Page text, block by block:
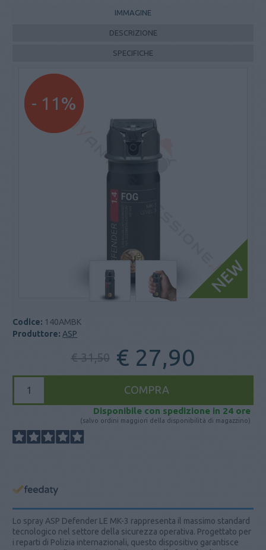
IMMAGINE
DESCRIZIONE
SPECIFICHE
- 11%
Codice: 140AMBK
Produttore: ASP
€ 31,50 € 27,90
Disponibile con spedizione in 24 ore
(salvo ordini maggiori della disponibilità di magazzino)
Lo spray ASP Defender LE MK-3 rappresenta il massimo standard
tecnologico nel settore della sicurezza operativa. Progettato per
i reparti di Polizia internazionali, questo dispositivo garantisce